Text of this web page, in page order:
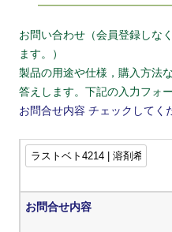
お問い合わせ（会員登録しな
ます。）
製品の用途や仕様，購入方法
答えします。下記の入力フォ
お問合せ内容 チェックしてく
お問合せ内容